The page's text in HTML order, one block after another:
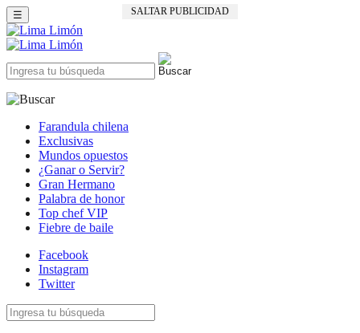
SALTAR PUBLICIDAD
☰
Farandula chilena
Exclusivas
Mundos opuestos
¿Ganar o Servir?
Gran Hermano
Palabra de honor
Top chef VIP
Fiebre de baile
Facebook
Instagram
Twitter